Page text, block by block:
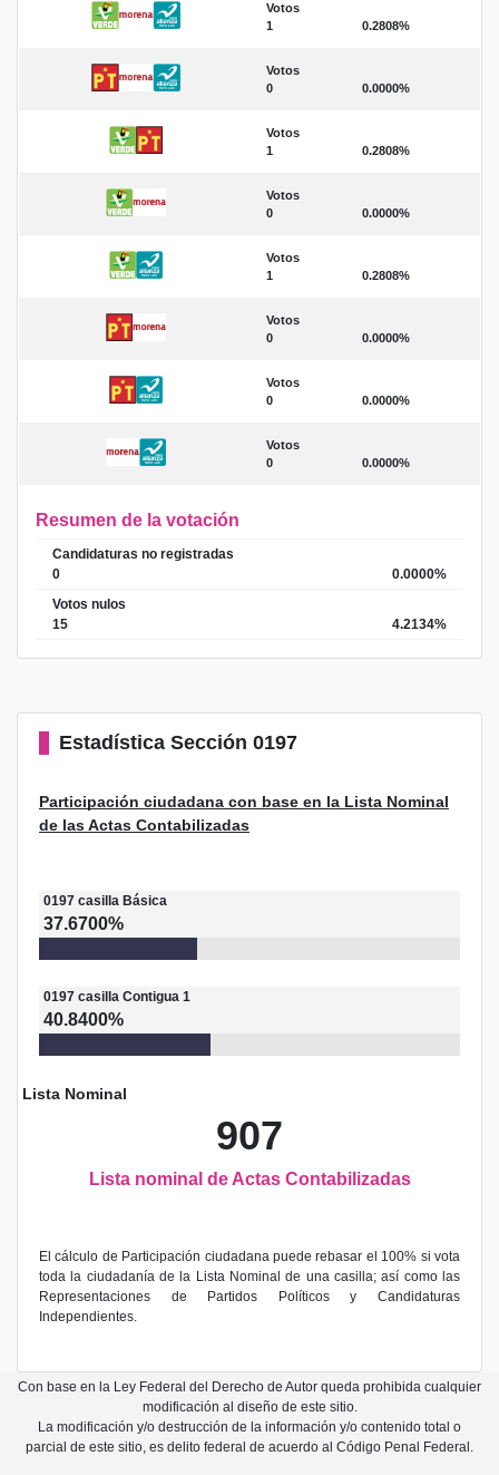
Votos
1
0.2808%
Votos
0
0.0000%
Votos
1
0.2808%
Votos
0
0.0000%
Votos
1
0.2808%
Votos
0
0.0000%
Votos
0
0.0000%
Votos
0
0.0000%
Resumen de la votación
Candidaturas no registradas
0
0.0000%
Votos nulos
15
4.2134%
Estadística Sección 0197
Participación ciudadana con base en la Lista Nominal
de las Actas Contabilizadas
0197 casilla Básica
37.6700%
0197 casilla Contigua 1
40.8400%
Lista Nominal
907
Lista nominal de Actas Contabilizadas
El cálculo de Participación ciudadana puede rebasar el 100% si vota
toda la ciudadanía de la Lista Nominal de una casilla; así como las
Representaciones de Partidos Políticos y Candidaturas
Independientes.
Con base en la Ley Federal del Derecho de Autor queda prohibida cualquier
modificación al diseño de este sitio.
La modificación y/o destrucción de la información y/o contenido total o
parcial de este sitio, es delito federal de acuerdo al Código Penal Federal.